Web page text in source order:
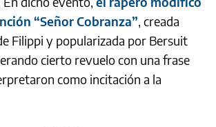
“Señor Cobranza”, creada
Filippi y popularizada por Bersuit
cierto revuelo con una frase
como incitación a la